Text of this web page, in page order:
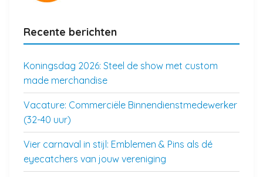
Recente berichten
Koningsdag 2026: Steel de show met custom
made merchandise
Vacature: Commerciële Binnendienstmedewerker
(32-40 uur)
Vier carnaval in stijl: Emblemen & Pins als dé
eyecatchers van jouw vereniging